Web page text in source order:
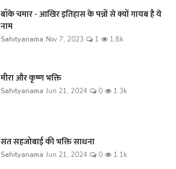
बाँके चमार - आखिर इतिहास के पन्नों से क्यों गायब है ये
नाम
Sahityanama Nov 7, 2023 1 1.8k
मीरा और कृष्ण भक्ति
Sahityanama Jun 21, 2024 0 1.3k
संत सहजोबाई की भक्ति साधना
Sahityanama Jun 21, 2024 0 1.1k